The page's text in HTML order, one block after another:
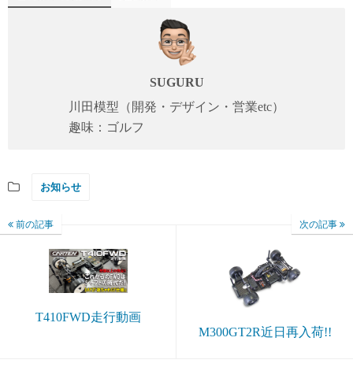
SUGURU
川田模型（開発・デザイン・営業etc）
趣味：ゴルフ
お知らせ
前の記事
T410FWD走行動画
次の記事
M300GT2R近日再入荷!!